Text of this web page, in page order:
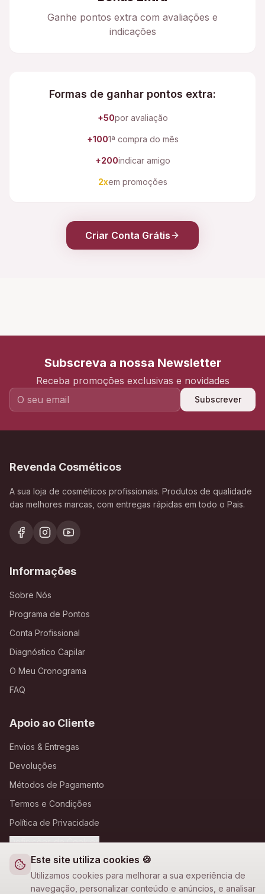
Este site utiliza cookies 🍪
Utilizamos cookies para melhorar a sua experiência de
navegação, personalizar conteúdo e anúncios, e analisar
Ganhe pontos extra com avaliações e
indicações
Formas de ganhar pontos extra:
+50por avaliação
+1001ª compra do mês
+200indicar amigo
2xem promoções
Criar Conta Grátis
Subscreva a nossa Newsletter
Receba promoções exclusivas e novidades
Subscrever
Revenda Cosméticos
A sua loja de cosméticos profissionais. Produtos de qualidade
das melhores marcas, com entregas rápidas em todo o Pais.
Informações
Sobre Nós
Programa de Pontos
Conta Profissional
Diagnóstico Capilar
O Meu Cronograma
FAQ
Apoio ao Cliente
Envios & Entregas
Devoluções
Métodos de Pagamento
Termos e Condições
Política de Privacidade
Definições de Cookies
A Loja Nova